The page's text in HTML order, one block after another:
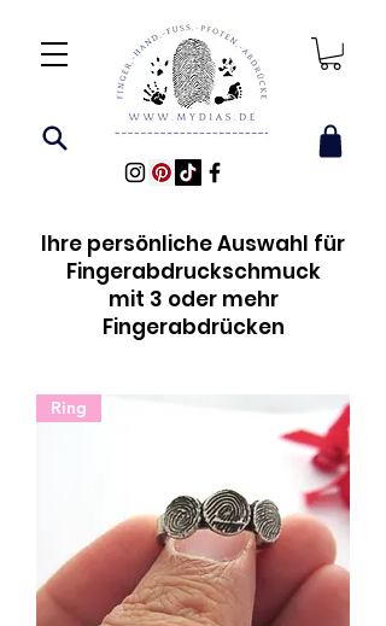
Ihre persönliche Auswahl für
Fingerabdruckschmuck
mit 3 oder mehr
Fingerabdrücken
Ring